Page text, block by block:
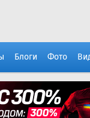
Блоги Фото